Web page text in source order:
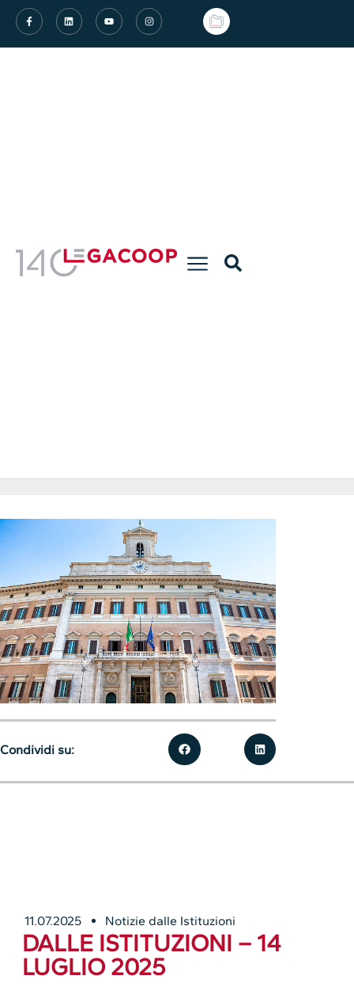
11.07.2025 Notizie dalle Istituzioni
DALLE ISTITUZIONI – 14
LUGLIO 2025
Condividi su: